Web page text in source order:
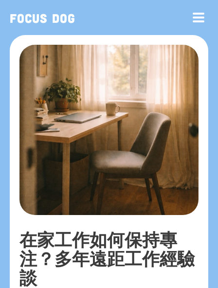
Focus Dog
在家工作如何保持專
注？多年遠距工作經驗
談